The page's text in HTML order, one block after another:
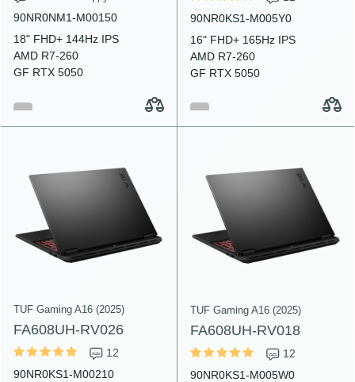
90NR0NM1-M00150
18" FHD+ 144Hz IPS
AMD R7-260
GF RTX 5050
90NR0KS1-M005Y0
16" FHD+ 165Hz IPS
AMD R7-260
GF RTX 5050
TUF Gaming A16 (2025)
FA608UH-RV026
12
90NR0KS1-M00210
TUF Gaming A16 (2025)
FA608UH-RV018
12
90NR0KS1-M005W0